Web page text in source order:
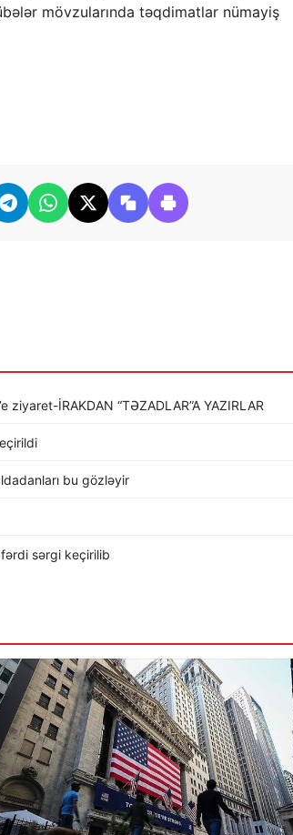
mövzularında təqdimatlar nümayiş
ziyaret-İRAKDAN “TƏZADLAR”A YAZIRLAR
bu gözləyir
fərdi sərgi keçirilib